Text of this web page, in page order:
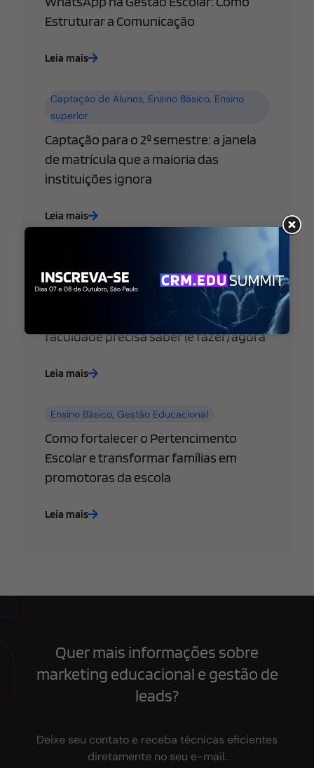
Estruturar a Comunicação
Leia mais
Captação de Alunos, Ensino Básico, Ensino
superior
Captação para o 2º semestre: a janela
de matrícula que a maioria das
instituições ignora
Leia mais
Estratégia de
Marketing Educacional
WhatsApp libera “@username” para
empresas: o que sua escola ou
faculdade precisa saber (e fazer) agora
Leia mais
Ensino Básico,Gestão Educacional
Como fortalecer o Pertencimento
Escolar e transformar famílias em
promotoras da escola
Leia mais
Quer mais informações sobre
marketing educacional e gestão de
leads?
Deixe seu contato e receba técnicas eficientes
diretamente no seu e-mail.